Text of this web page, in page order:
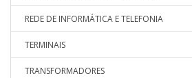
REDE DE INFORMÁTICA E TELEFONIA
TERMINAIS
TRANSFORMADORES